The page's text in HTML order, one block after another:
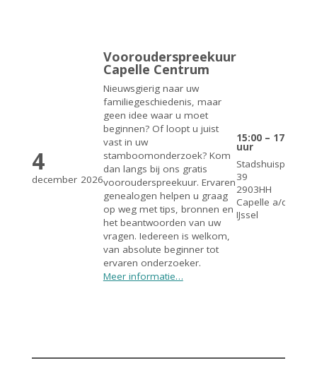
4
december 2026
Voorouderspreekuur
Capelle Centrum
Nieuwsgierig naar uw
familiegeschiedenis, maar
geen idee waar u moet
beginnen? Of loopt u juist
vast in uw
stamboomonderzoek? Kom
dan langs bij ons gratis
voorouderspreekuur. Ervaren
genealogen helpen u graag
op weg met tips, bronnen en
het beantwoorden van uw
vragen. Iedereen is welkom,
van absolute beginner tot
ervaren onderzoeker.
Meer informatie…
15:00 – 17:00
uur
Stadshuisplein
39
2903HH
Capelle a/d
IJssel